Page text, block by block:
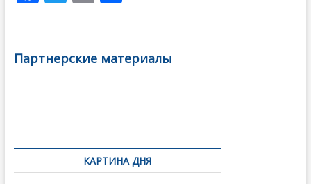
b
o
er l
а
в
Партнерские материалы
по
записямКАРТИНА ДНЯ